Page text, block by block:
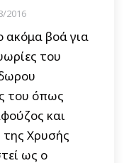
2016
ακόμα βοά για
του
του όπως
και
Χρυσής
ως ο